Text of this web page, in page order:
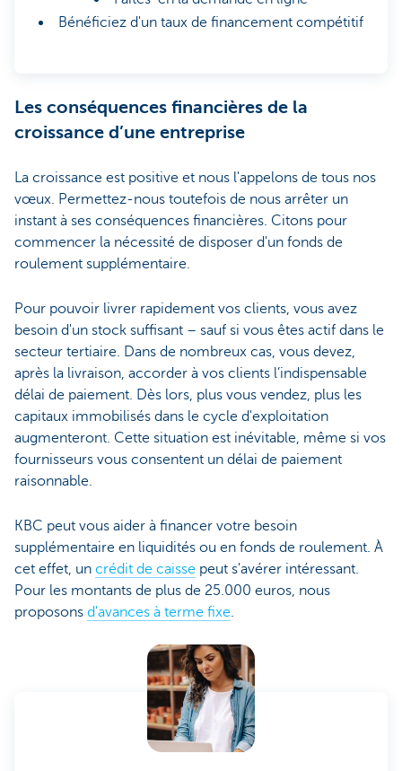
Bénéficiez d'un taux de financement compétitif
Les conséquences financières de la
croissance d’une entreprise
La croissance est positive et nous l'appelons de tous nos
vœux. Permettez-nous toutefois de nous arrêter un
instant à ses conséquences financières. Citons pour
commencer la nécessité de disposer d'un fonds de
roulement supplémentaire.
Pour pouvoir livrer rapidement vos clients, vous avez
besoin d'un stock suffisant – sauf si vous êtes actif dans le
secteur tertiaire. Dans de nombreux cas, vous devez,
après la livraison, accorder à vos clients l’indispensable
délai de paiement. Dès lors, plus vous vendez, plus les
capitaux immobilisés dans le cycle d'exploitation
augmenteront. Cette situation est inévitable, même si vos
fournisseurs vous consentent un délai de paiement
raisonnable.
KBC peut vous aider à financer votre besoin
supplémentaire en liquidités ou en fonds de roulement. À
cet effet, un crédit de caisse peut s'avérer intéressant.
Pour les montants de plus de 25.000 euros, nous
proposons d'avances à terme fixe.